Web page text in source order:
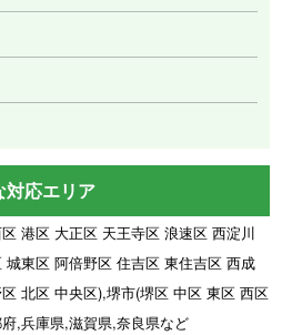
対応エリア
港区 大正区 天王寺区 浪速区 西淀川
東区 阿倍野区 住吉区 東住吉区 西成
北区 中央区),堺市(堺区 中区 東区 西区
,兵庫県,滋賀県,奈良県など